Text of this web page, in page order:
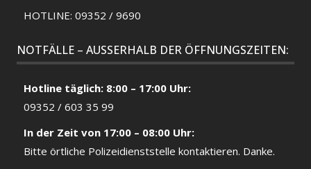
HOTLINE: 09352 / 9690
NOTFÄLLE – AUSSERHALB DER ÖFFNUNGSZEITEN:
Hotline täglich: 8:00 – 17:00 Uhr:
09352 / 603 35 99
In der Zeit von 17:00 – 08:00 Uhr:
Bitte örtliche Polizeidienststelle kontaktieren. Danke.